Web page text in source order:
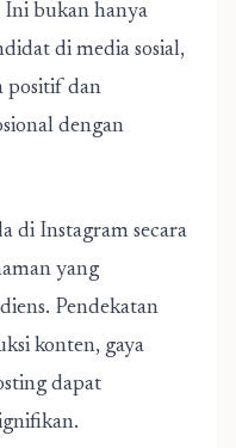
bukan hanya
di media sosial,
positif dan
dengan
di Instagram secara
yang
Pendekatan
konten, gaya
dapat